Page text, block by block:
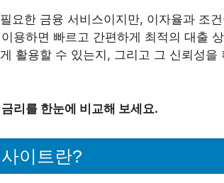
요한 금융 서비스이지만, 이자율과 조
용하면 빠르고 간편하게 최적의 대출
활용할 수 있는지, 그리고 그 신뢰성
리를 한눈에 비교해 보세요.
이트란?